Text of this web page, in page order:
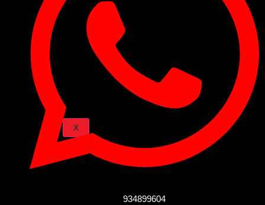
Contacto
Iniciar Sesion
Registro
Restablecer la contraseña
X
934899604